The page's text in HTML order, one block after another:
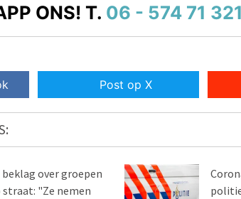
ONS! T. 06 - 574 71 321
Post op X
over groepen
"Ze nemen